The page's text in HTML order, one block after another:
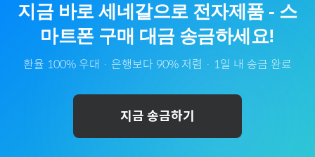
지금 바로세네갈으로 전자제품- 스
마트폰구매 대금 송금하세요!
환율 100% 우대 · 은행보다 90% 저렴 · 1일 내 송금 완료
지금 송금하기